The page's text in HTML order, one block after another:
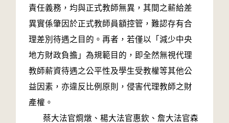
責任義務，均與正式教師無異，其間之薪給差
異實係肇因於正式教師員額控管，難認存有合
理差別待遇之目的。再者，若僅以「減少中央
地方財政負擔」為規範目的，即全然無視代理
教師薪資待遇之公平性及學生受教權等其他公
益因素，亦違反比例原則，侵害代理教師之財
產權。
蔡大法官烱燉、楊大法官惠欽、詹大法官森